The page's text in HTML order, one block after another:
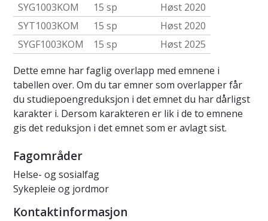
SYG1003KOM 15 sp
Høst 2020
SYT1003KOM
15 sp
Høst 2020
SYGF1003KOM
15 sp
Høst 2025
Dette emne har faglig overlapp med emnene i
tabellen over. Om du tar emner som overlapper får
du studiepoengreduksjon i det emnet du har dårligst
karakter i. Dersom karakteren er lik i de to emnene
gis det reduksjon i det emnet som er avlagt sist.
Fagområder
Helse- og sosialfag
Sykepleie og jordmor
Kontaktinformasjon